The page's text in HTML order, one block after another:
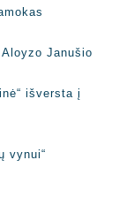
Janušio
išversta į
vynui“